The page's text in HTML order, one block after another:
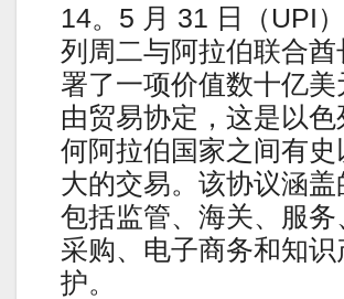
14。5 月 31 日（UPI
列周二与阿拉伯联合酋
署了一项价值数十亿美
由贸易协定，这是以色
何阿拉伯国家之间有史
大的交易。该协议涵盖
包括监管、海关、服务
采购、电子商务和知识
护。